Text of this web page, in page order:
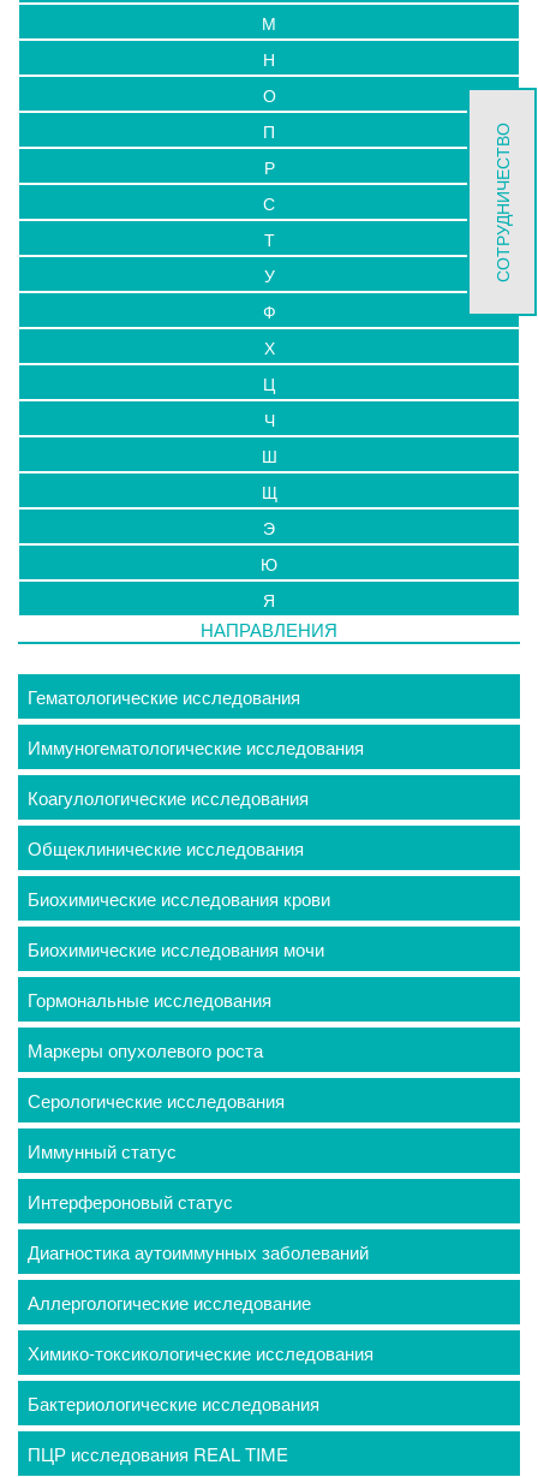
М
Н
О
П
Р
С
Т
У
Ф
Х
Ц
Ч
Ш
Щ
Э
Ю
Я
НАПРАВЛЕНИЯ
Гематологические исследования
Иммуногематологические исследования
Коагулологические исследования
Общеклинические исследования
Биохимические исследования крови
Биохимические исследования мочи
Гормональные исследования
Маркеры опухолевого роста
Серологические исследования
Иммунный статус
Интерфероновый статус
Диагностика аутоиммунных заболеваний
Аллергологические исследование
Химико-токсикологические исследования
Бактериологические исследования
ПЦР исследования REAL TIME
СОТРУДНИЧЕСТВО